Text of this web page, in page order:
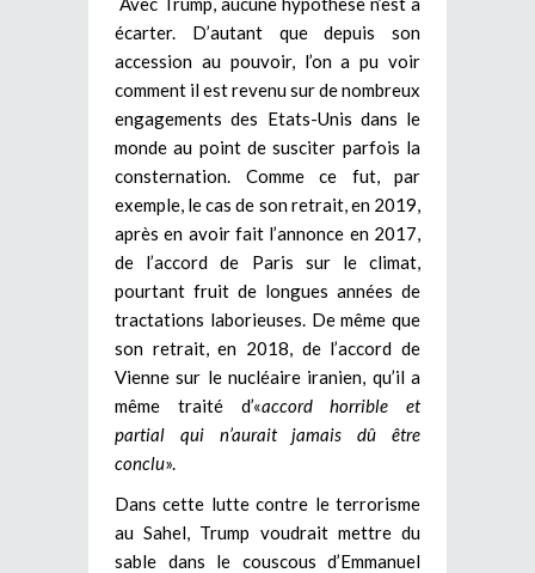
écarter. D’autant que depuis son
accession au pouvoir, l’on a pu voir
comment il est revenu sur de nombreux
engagements des Etats-Unis dans le
monde au point de susciter parfois la
consternation. Comme ce fut, par
exemple, le cas de son retrait, en 2019,
après en avoir fait l’annonce en 2017,
de l’accord de Paris sur le climat,
pourtant fruit de longues années de
tractations laborieuses. De même que
son retrait, en 2018, de l’accord de
Vienne sur le nucléaire iranien, qu’il a
même traité d’«accord horrible et
partial qui n’aurait jamais dû être
conclu».
Dans cette lutte contre le terrorisme
au Sahel, Trump voudrait mettre du
sable dans le couscous d’Emmanuel